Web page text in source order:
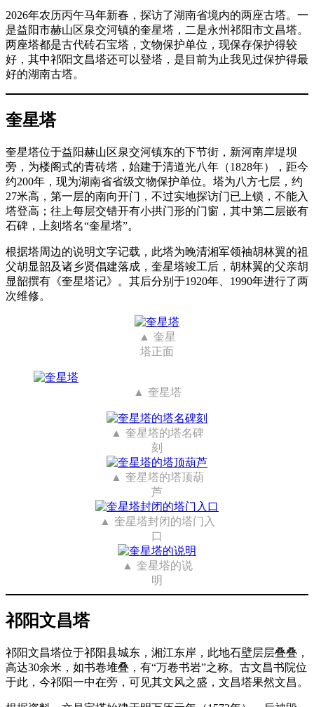
2026年农历丙午马年新春，探访了湖南省境内的两座古塔。一
是益阳市赫山区泉交河镇的奎星塔，二是永州祁阳市文昌塔。
两座塔都是古代砖石宝塔，文物保护单位，现保存保护得较
好，其中祁阳文昌塔还可以登塔，是目前为止我见过保护得最
好的湖南古塔。
奎星塔
奎星塔位于益阳赫山区泉交河镇东的下节街，新河南岸堤坝
旁，为楼阁式的青砖塔，始建于清道光八年（1828年），距今
约200年，现为湖南省省级文物保护单位。塔为八方七层，约
27米高，第一层的南向开门，不过实地探访门已上锁，不能入
塔登高；往上每层交错开有小拱门形的门窗，其中第二层嵌有
石碑，上刻塔名“奎星塔”。
根据塔周边的说明文字记载，此塔为晚清湘军领袖胡林翼的祖
父胡显韶及诸乡贤倡建落成，奎星塔竣工后，胡林翼的父亲胡
显韶撰有《奎星塔记》。其后分别于1920年、1990年进行了两
次维修。
奎星
塔正面
奎星塔
奎星塔的塔名碑
刻
奎星塔的塔顶葫
芦
奎星塔封闭的塔门入
口
奎星塔的说
明
祁阳文昌塔
祁阳文昌塔位于祁阳县城东，湘江东岸，此地石壁层层叠叠，
高达30余米，如书卷堆叠，有“万卷书岩”之称。古文昌书院位
于此，今祁阳一中在旁，可见其文风之盛，文昌塔果然文昌。